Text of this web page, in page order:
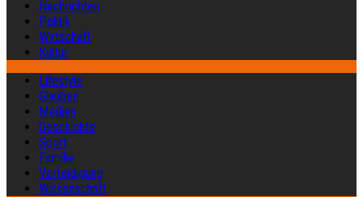
Nachrichten
Politik
Wirtschaft
Kultur
Lifestyle
Glauben
Medien
Geschichte
Sport
Familie
Verteidigung
Wissenschaft